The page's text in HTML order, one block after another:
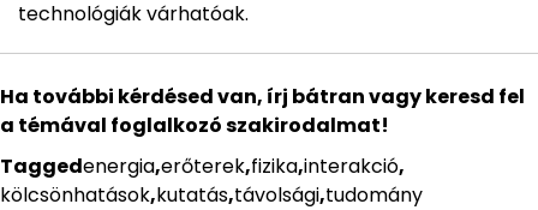
technológiák várhatóak.
Ha további kérdésed van, írj bátran vagy keresd fel
a témával foglalkozó szakirodalmat!
Taggedenergia,erőterek,fizika,interakció,
kölcsönhatások,kutatás,távolsági,tudomány